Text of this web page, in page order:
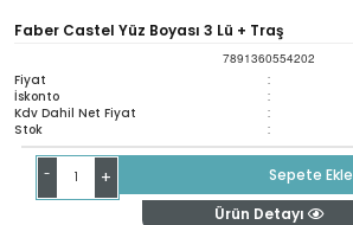
Faber Castel Yüz Boyası 3 Lü + Traş
7891360554202
Fiyat :
İskonto :
Kdv Dahil Net Fiyat :
Stok :
- +
Sepete Ekle
Ürün Detayı